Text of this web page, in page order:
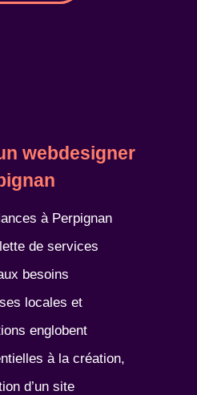
webdesigner
à Perpignan
de services
besoins
locales et
englobent
à la création,
d’un site